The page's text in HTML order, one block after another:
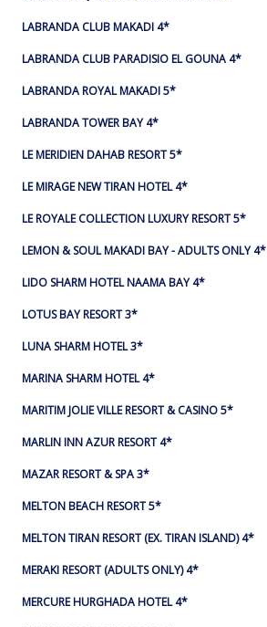
LABRANDA CLUB MAKADI 4*
LABRANDA CLUB PARADISIO EL GOUNA 4*
LABRANDA ROYAL MAKADI 5*
LABRANDA TOWER BAY 4*
LE MERIDIEN DAHAB RESORT 5*
LE MIRAGE NEW TIRAN HOTEL 4*
LE ROYALE COLLECTION LUXURY RESORT 5*
LEMON & SOUL MAKADI BAY - ADULTS ONLY 4*
LIDO SHARM HOTEL NAAMA BAY 4*
LOTUS BAY RESORT 3*
LUNA SHARM HOTEL 3*
MARINA SHARM HOTEL 4*
MARITIM JOLIE VILLE RESORT & CASINO 5*
MARLIN INN AZUR RESORT 4*
MAZAR RESORT & SPA 3*
MELTON BEACH RESORT 5*
MELTON TIRAN RESORT (EX. TIRAN ISLAND) 4*
MERAKI RESORT (ADULTS ONLY) 4*
MERCURE HURGHADA HOTEL 4*